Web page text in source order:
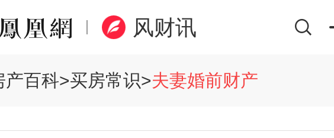
风财讯
产百科>买房常识>夫妻婚前财产